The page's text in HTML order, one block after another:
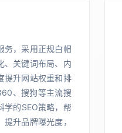
务，采用正规白帽
、关键词布局、内
提升网站权重和排
、搜狗等主流搜
学的SEO策略，帮
升品牌曝光度，